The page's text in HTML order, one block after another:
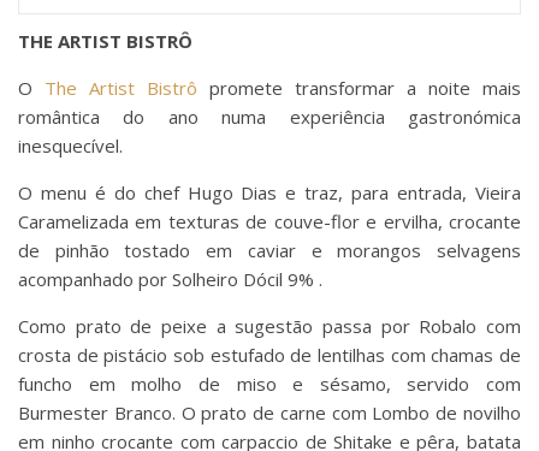
THE ARTIST BISTRÔ
O The Artist Bistrô promete transformar a noite mais
romântica do ano numa experiência gastronómica
inesquecível.
O menu é do chef Hugo Dias e traz, para entrada, Vieira
Caramelizada em texturas de couve-flor e ervilha, crocante
de pinhão tostado em caviar e morangos selvagens
acompanhado por Solheiro Dócil 9% .
Como prato de peixe a sugestão passa por Robalo com
crosta de pistácio sob estufado de lentilhas com chamas de
funcho em molho de miso e sésamo, servido com
Burmester Branco. O prato de carne com Lombo de novilho
em ninho crocante com carpaccio de Shitake e pêra, batata